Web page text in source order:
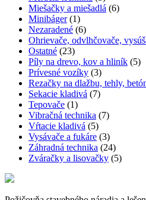
Miešačky a miešadlá (6)
Minibáger (1)
Nezaradené (6)
Ohrievače, odvlhčovače,
Ostatné (23)
Píly na drevo, kov a hliník (5)
Prívesné vozíky (3)
Rezačky na dlažbu, tehly,
Sekacie kladivá (7)
Tepovače (1)
Vibračná technika (7)
Vŕtacie kladivá (5)
Vysávače a fukáre (3)
Záhradná technika (24)
Zváračky a lisovačky (5)